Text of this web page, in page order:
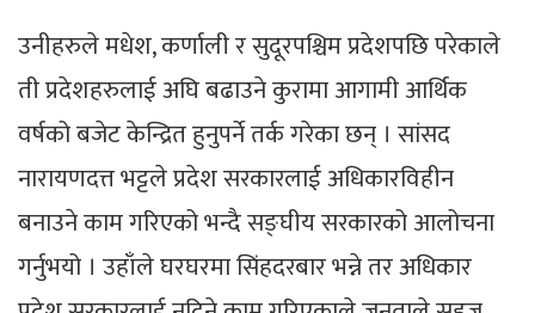
उनीहरुले मधेश, कर्णाली र सुदूरपश्चिम प्रदेशपछि परेकाले
ती प्रदेशहरुलाई अघि बढाउने कुरामा आगामी आर्थिक
वर्षको बजेट केन्द्रित हुनुपर्ने तर्क गरेका छन् । सांसद
नारायणदत्त भट्टले प्रदेश सरकारलाई अधिकारविहीन
बनाउने काम गरिएको भन्दै सङ्घीय सरकारको आलोचना
गर्नुभयो । उहाँले घरघरमा सिंहदरबार भन्ने तर अधिकार